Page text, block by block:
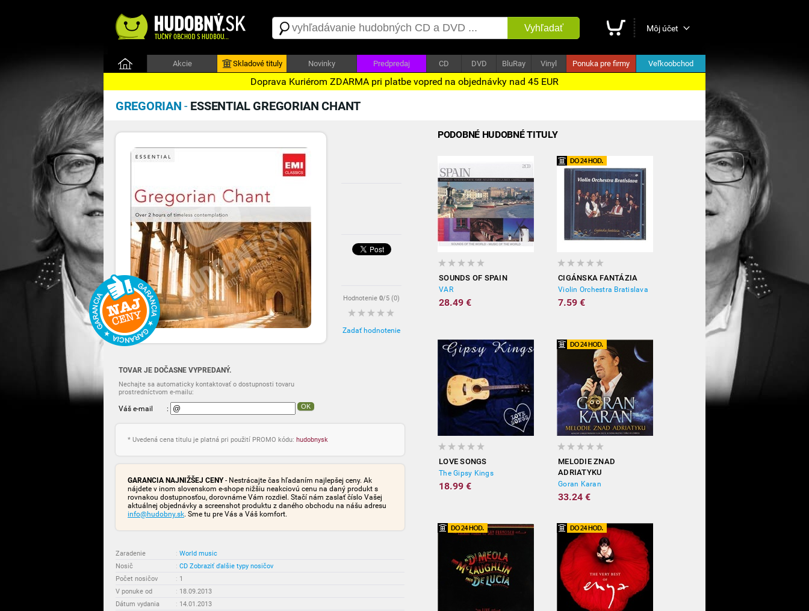
Vyhľadať Môj účet
Akcie Skladové tituly Novinky Predpredaj CD DVD BluRay Vinyl Ponuka pre firmy Veľkoobchod
Doprava Kuriérom ZDARMA pri platbe vopred na objednávky nad 45 EUR
GREGORIAN - ESSENTIAL GREGORIAN CHANT
Hodnotenie 0/5 (0)
Zadať hodnotenie
TOVAR JE DOČASNE VYPREDANÝ.
Nechajte sa automaticky kontaktovať o dostupnosti tovaru
prostredníctvom e-mailu:
Váš e-mail : OK
* Uvedená cena titulu je platná pri použití PROMO kódu: hudobnysk
GARANCIA NAJNIŽŠEJ CENY- Nestrácajte čas hľadaním najlepšej ceny. Ak
nájdete v inom slovenskom e-shope nižšiu neakciovú cenu na daný produkt s
rovnakou dostupnosťou, dorovnáme Vám rozdiel. Stačí nám zaslať číslo Vašej
aktuálnej objednávky a screenshot produktu z daného obchodu na nášu adresu
info@hudobny.sk. Sme tu pre Vás a Váš komfort.
Zaradenie : World music
Nosič
: CD Zobraziť ďalšie typy nosičov
Počet nosičov
: 1
V ponuke od
: 18.09.2013
Dátum vydania
: 14.01.2013
PODOBNÉ HUDOBNÉ TITULY
SOUNDS OF SPAIN
VAR
28.49 €
CIGÁNSKA FANTÁZIA
Violin Orchestra Bratislava
7.59 €
LOVE SONGS
The Gipsy Kings
18.99 €
MELODIE ZNAD
ADRIATYKU
Goran Karan
33.24 €